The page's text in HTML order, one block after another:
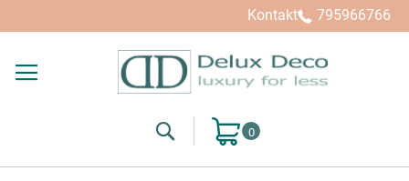
Kontakt 795966766
SearchMój koszyk